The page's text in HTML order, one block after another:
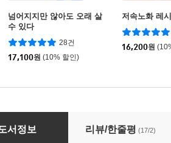
넘어지지만 않아도 오래 살
수 있다
28건
17,100원 (10% 할인)
저속노화 레
16,200원
운동
서정보 리뷰/한줄평 (17/2)